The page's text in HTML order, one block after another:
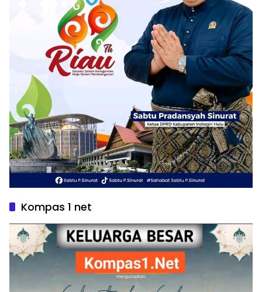
Kompas 1 net